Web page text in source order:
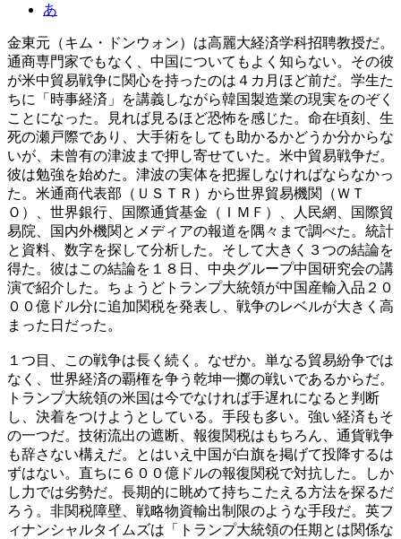
あ
金東元（キム・ドンウォン）は高麗大経済学科招聘教授だ。
通商専門家でもなく、中国についてもよく知らない。その彼
が米中貿易戦争に関心を持ったのは４カ月ほど前だ。学生た
ちに「時事経済」を講義しながら韓国製造業の現実をのぞく
ことになった。見れば見るほど恐怖を感じた。命在頃刻、生
死の瀬戸際であり、大手術をしても助かるかどうか分からな
いが、未曾有の津波まで押し寄せていた。米中貿易戦争だ。
彼は勉強を始めた。津波の実体を把握しなければならなかっ
た。米通商代表部（ＵＳＴＲ）から世界貿易機関（ＷＴ
Ｏ）、世界銀行、国際通貨基金（ＩＭＦ）、人民網、国際貿
易院、国内外機関とメディアの報道を隅々まで調べた。統計
と資料、数字を探して分析した。そして大きく３つの結論を
得た。彼はこの結論を１８日、中央グループ中国研究会の講
演で紹介した。ちょうどトランプ大統領が中国産輸入品２０
００億ドル分に追加関税を発表し、戦争のレベルが大きく高
まった日だった。
１つ目、この戦争は長く続く。なぜか。単なる貿易紛争では
なく、世界経済の覇権を争う乾坤一擲の戦いであるからだ。
トランプ大統領の米国は今でなければ手遅れになると判断
し、決着をつけようとしている。手段も多い。強い経済もそ
の一つだ。技術流出の遮断、報復関税はもちろん、通貨戦争
も辞さない構えだ。とはいえ中国が白旗を掲げて投降するは
ずはない。直ちに６００億ドルの報復関税で対抗した。しか
し力では劣勢だ。長期的に眺めて持ちこたえる方法を探るだ
ろう。非関税障壁、戦略物資輸出制限のような手段だ。英フ
ィナンシャルタイムズは「トランプ大統領の任期とは関係な